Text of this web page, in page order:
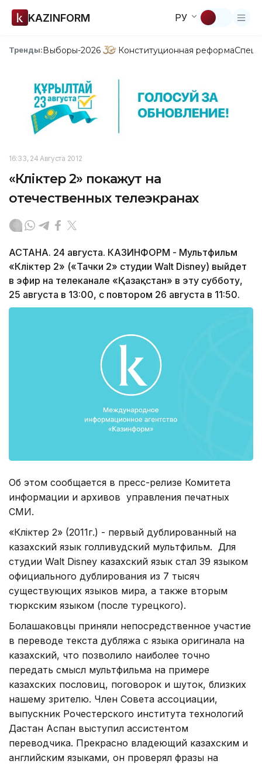
KAZINFORM РУ
Тренды:Выборы-2026 Конституционная реформа
16:33, 24 Августа 2012
«Көліктер 2» покажут на
отечественных телеэкранах
АСТАНА. 24 августа. КАЗИНФОРМ - Мультфильм
«Көліктер 2» («Тачки 2» студии Walt Disney) выйдет
в эфир на телеканале «Қазақстан» в эту субботу,
25 августа в 13:00, с повтором 26 августа в 11:50.
Об этом сообщается в пресс-релизе Комитета
информации и архивов управления печатных
СМИ.
«Көліктер 2» (2011г.) - первый дублированный на
казахский язык голливудский мультфильм. Для
студии Walt Disney казахский язык стал 39 языком
официального дублирования из 7 тысяч
существующих языков мира, а также вторым
тюркским языком (после турецкого).
Болашаковцы приняли непосредственное участие
в переводе текста дубляжа с языка оригинала на
казахский, что позволило наиболее точно
передать смысл мультфильма на примере
казахских пословиц, поговорок и шуток, близких
нашему зрителю. Член Совета ассоциации,
выпускник Рочестерского института технологий
Дастан Аспан выступил ассистентом
переводчика. Прекрасно владеющий казахским и
английским языками, он проверял фразы на